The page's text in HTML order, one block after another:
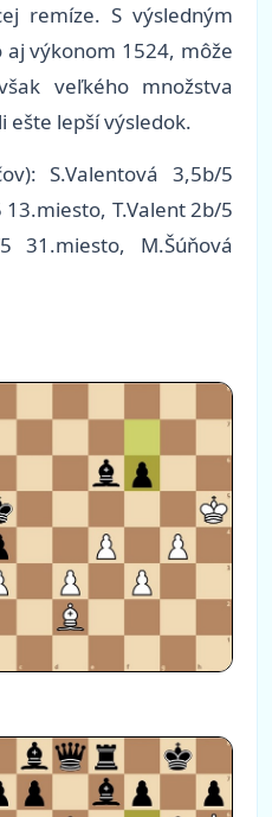
remíze. S výsledným
výkonom 1524, môže
veľkého množstva
ešte lepší výsledok.
: S.Valentová 3,5b/5
T.Valent 2b/5
31.miesto, M.Šúňová